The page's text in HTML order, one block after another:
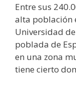
Entre sus
alta población
Universidad
poblada de
en una zona
tiene cierto